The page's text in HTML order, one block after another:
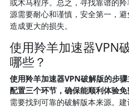
或木马程序。总之，寻找靠谱的
源需要耐心和谨慎，安全第一，
造成更大的损失。
使用羚羊加速器VPN
哪些？
使用羚羊加速器VPN破解版的步
配置三个环节，确保能顺利体验免
需要找到可靠的破解版本来源。